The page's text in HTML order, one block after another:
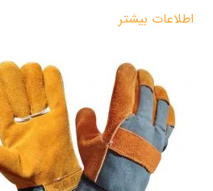
اطلاعات بیشتر